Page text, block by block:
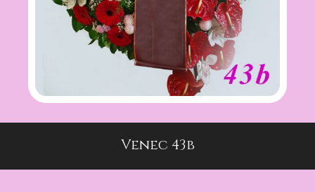
Venec 43b